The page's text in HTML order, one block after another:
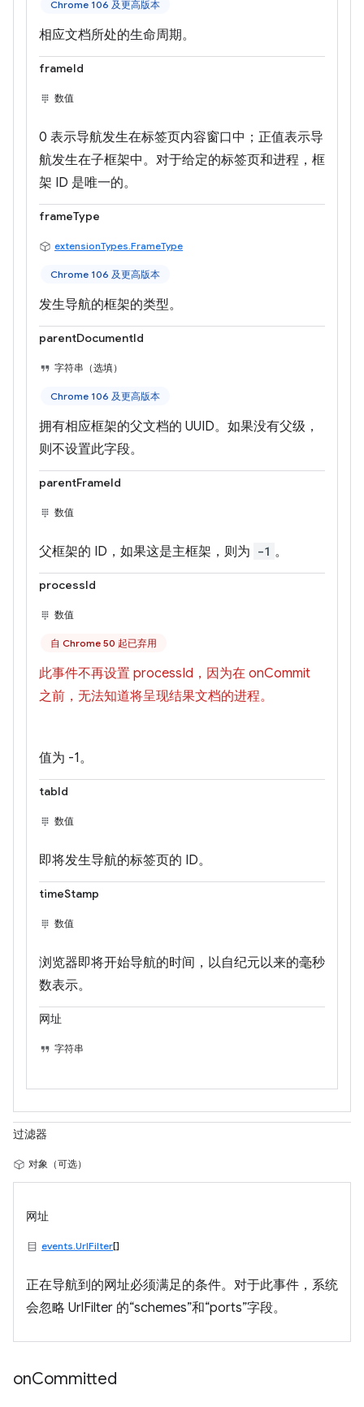
Chrome 106 及更高版本
相应文档所处的生命周期。
frameId
数值
0 表示导航发生在标签页内容窗口中；正值表示导
航发生在子框架中。对于给定的标签页和进程，框
架 ID 是唯一的。
frameType
extensionTypes.FrameType
Chrome 106 及更高版本
发生导航的框架的类型。
parentDocumentId
字符串（选填）
Chrome 106 及更高版本
拥有相应框架的父文档的 UUID。如果没有父级，
则不设置此字段。
parentFrameId
数值
父框架的 ID，如果这是主框架，则为 -1 。
processId
数值
自 Chrome 50 起已弃用
此事件不再设置 processId，因为在 onCommit
之前，无法知道将呈现结果文档的进程。
值为 -1。
tabId
数值
即将发生导航的标签页的 ID。
timeStamp
数值
浏览器即将开始导航的时间，以自纪元以来的毫秒
数表示。
网址
字符串
过滤器
对象（可选）
网址
events.UrlFilter[]
正在导航到的网址必须满足的条件。对于此事件，系统
会忽略 UrlFilter 的“schemes”和“ports”字段。
onCommitted